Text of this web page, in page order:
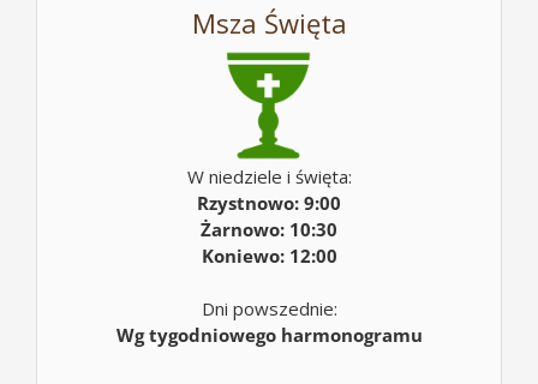
Msza Święta
W niedziele i święta:
Rzystnowo: 9:00
Żarnowo: 10:30
Koniewo: 12:00
Dni powszednie:
Wg tygodniowego harmonogramu